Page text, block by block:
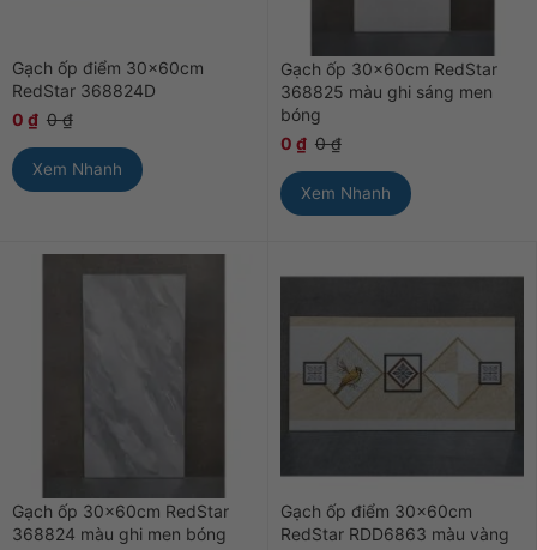
Gạch ốp điểm 30x60cm
RedStar 368824D
0 ₫ 0₫
Xem Nhanh
Gạch ốp 30x60cm RedStar
368825 màu ghi sáng men
bóng
0 ₫ 0₫
Xem Nhanh
Gạch ốp 30x60cm RedStar
368824 màu ghi men bóng
Gạch ốp điểm 30x60cm
RedStar RDD6863 màu vàng